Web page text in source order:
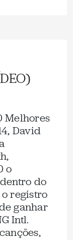
Melhores
David
o
do
registro
ganhar
Intl.